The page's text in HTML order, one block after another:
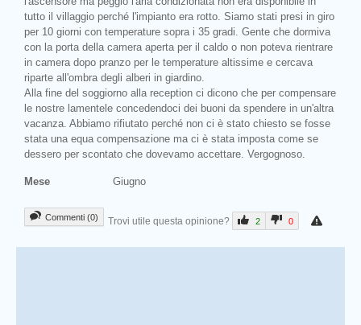
tutto il villaggio perché l'impianto era rotto. Siamo stati presi in giro
per 10 giorni con temperature sopra i 35 gradi. Gente che dormiva
con la porta della camera aperta per il caldo o non poteva rientrare
in camera dopo pranzo per le temperature altissime e cercava
riparte all'ombra degli alberi in giardino.
Alla fine del soggiorno alla reception ci dicono che per compensare
le nostre lamentele concedendoci dei buoni da spendere in un'altra
vacanza. Abbiamo rifiutato perché non ci è stato chiesto se fosse
stata una equa compensazione ma ci è stata imposta come se
dessero per scontato che dovevamo accettare. Vergognoso.
Mese Giugno
Commenti (0) Trovi utile questa opinione? 2 0